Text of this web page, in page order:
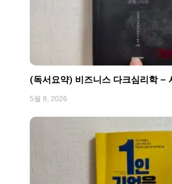
(독서요약) 비즈니스 다크심리학 –
5월 8, 2026